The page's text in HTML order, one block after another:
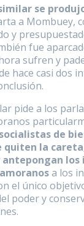
se
a Mombuey,
y
fue
sufren y
hace casi dos
pide a los
de
quiten la
antepongan los
a los
el único
poder y